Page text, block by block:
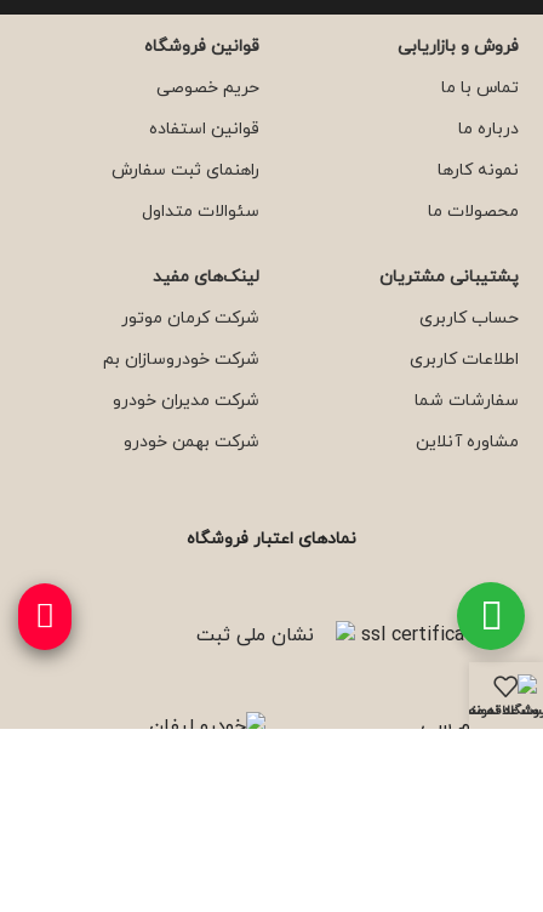
فروش و بازاریابی
تماس با ما
درباره ما
نمونه کارها
محصولات ما
قوانین فروشگاه
حریم خصوصی
قوانین استفاده
راهنمای ثبت سفارش
سئوالات متداول
پشتیبانی مشتریان
حساب کاربری
اطلاعات کاربری
سفارشات شما
مشاوره آنلاین
لینک‌های مفید
شرکت کرمان موتور
شرکت خودروسازان بم
شرکت مدیران خودرو
شرکت بهمن خودرو
نمادهای اعتبار فروشگاه
علاقه مندی ها
نمونه کارها